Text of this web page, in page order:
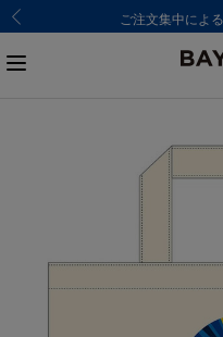
ご注文集中によ